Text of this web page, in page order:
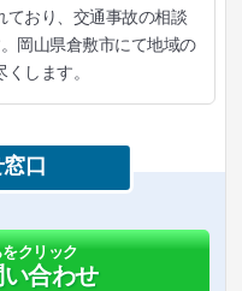
ており、交通事故の相談
岡山県倉敷市にて地域の
します。
口
クリック
合わせ